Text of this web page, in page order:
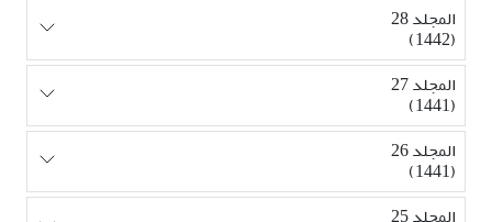
المجلد 28
(1442)
المجلد 27
(1441)
المجلد 26
(1441)